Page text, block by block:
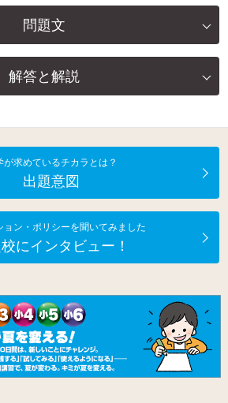
問題文
解答と解説
が求めているチカラとは？
出題意図
ョン・ポリシーを聞いてみました
にインタビュー！